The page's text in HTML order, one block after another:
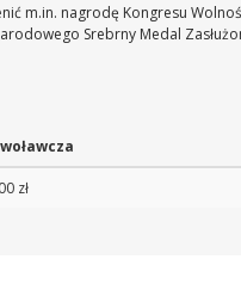
m.in. nagrodę Kongresu
Srebrny Medal
zł